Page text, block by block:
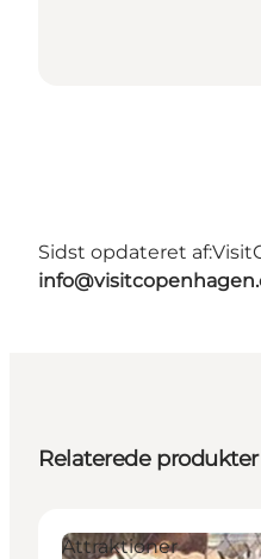
Sidst opdateret af:
Relaterede produkter
Attraktioner